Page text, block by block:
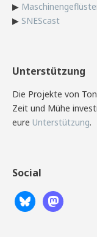
▶
▶ SNEScast
Unterstützung
Die Projekte von
Zeit und Mühe
eure Unterstützung.
Social